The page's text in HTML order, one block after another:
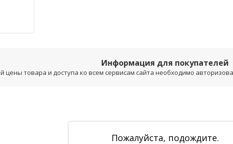
Информация для покупателей
цены товара и доступа ко всем сервисам сайта необходимо
Пожалуйста, подождите.